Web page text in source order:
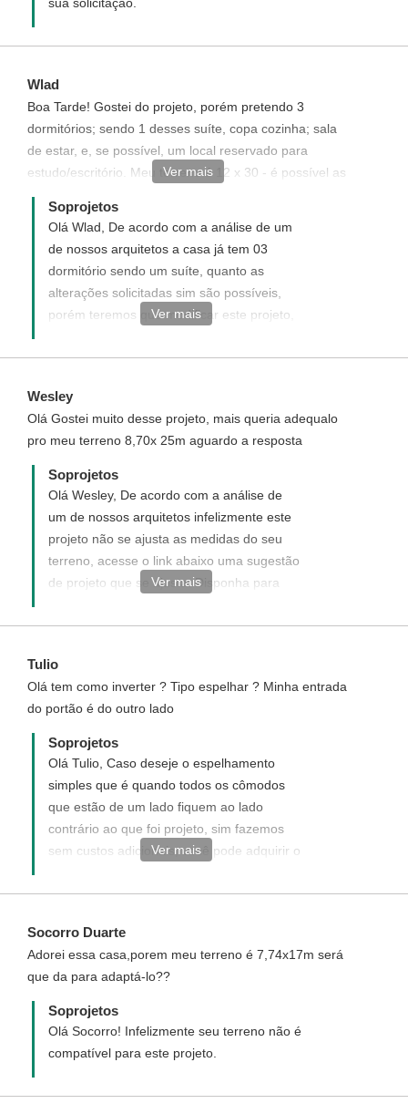
Wlad
Boa Tarde! Gostei do projeto, porém pretendo 3
dormitórios; sendo 1 desses suíte, copa cozinha; sala
de estar, e, se possível, um local reservado para
estudo/escritório. Meu terreno é 12 x 30 - é possível as
alterações acima
Ver mais
Soprojetos
Olá Wlad, De acordo com a análise de um
de nossos arquitetos a casa já tem 03
dormitório sendo um suíte, quanto as
alterações solicitadas sim são possíveis,
porém teremos que modificar este projeto,
enviaremos uma proposta informando com
como adquirir este projeto com
modificações solicitadas. Disponha para
quaisquer dúvida, será um prazer ter você
como um de nossos clientes.
Ver mais
Wesley
Olá Gostei muito desse projeto, mais queria adequalo
pro meu terreno 8,70x 25m aguardo a resposta
Soprojetos
Olá Wesley, De acordo com a análise de
um de nossos arquitetos infelizmente este
projeto não se ajusta as medidas do seu
terreno, acesse o link abaixo uma sugestão
de projeto que se ajusta. Disponha para
como um de nossos clientes.
casas/planta-de-casa-terrea-3-quartos-cod-
138
Ver mais
Tulio
Olá tem como inverter ? Tipo espelhar ? Minha entrada
do portão é do outro lado
Soprojetos
Olá Tulio, Caso deseje o espelhamento
simples que é quando todos os cômodos
que estão de um lado fiquem ao lado
contrário ao que foi projeto, sim fazemos
sem custos adicionais, você pode adquirir o
aquisição no confirmar que deseja receber
Ver mais
Socorro Duarte
Adorei essa casa,porem meu terreno é 7,74x17m será
que da para adaptá-lo??
Soprojetos
Olá Socorro! Infelizmente seu terreno não é
compatível para este projeto.